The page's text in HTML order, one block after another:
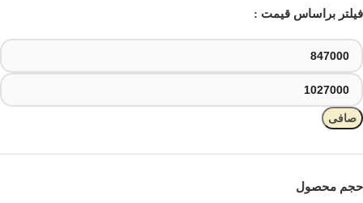
فیلتر براساس قیمت :
صافی
حجم محصول